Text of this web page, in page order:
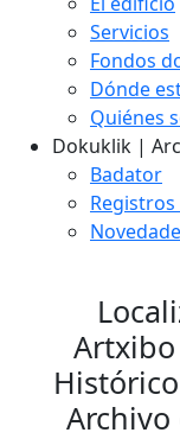
Servicios
Fondos
Dónde
Quiénes
Dokuklik |
Badator
Archivo